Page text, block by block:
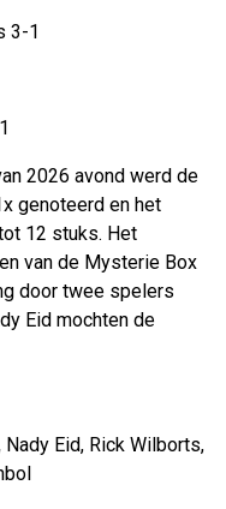
3-1
2026 avond werd de
genoteerd en het
12 stuks. Het
van de Mysterie Box
door twee spelers
Eid mochten de
Eid, Rick Wilborts,